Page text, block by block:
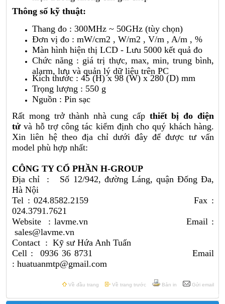
Thông số kỹ thuật:
Thang đo : 300MHz ~ 50GHz (tùy chọn)
Đơn vị đo : mW/cm2 , W/m2 , V/m , A/m , %
Màn hình hiện thị LCD - Lưu 5000 kết quả đo
Chức năng : giá trị thực, max, min, trung bình,
alarm, lưu và quản lý dữ liệu trên PC
Kích thước : 45 (H) x 98 (W) x 280 (D) mm
Trọng lượng : 550 g
Nguồn : Pin sạc
Rất mong trở thành nhà cung cấp thiết bị đo điện
tử và hỗ trợ công tác kiểm định cho quý khách hàng.
Xin liên hệ theo địa chỉ dưới đây để được tư vấn
model phù hợp nhất:
CÔNG TY CỔ PHẦN H-GROUP
Địa chỉ : Số 12/942, đường Láng, quận Đống Đa,
Hà Nội
Tel : 024.8582.2159 Fax :
024.3791.7621
Website : lavme.vn Email :
sales@lavme.vn
Contact : Kỹ sư Hứa Anh Tuấn
Cell : 0936 36 8731 Email
: huatuanmtp@gmail.com
Về đầu trang Về trang trước Bản in Gửi email